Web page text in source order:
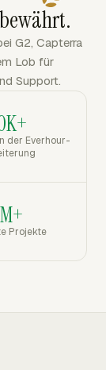
G2, Capterra
Lob für
Support.
der Everhour-
Projekte